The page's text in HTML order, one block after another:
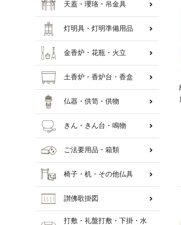
天蓋・瓔珞・吊金具
灯明具・灯明準備用品
金香炉・花瓶・火立
土香炉・香炉台・香盒
仏器・供笥・供物
きん・きん台・鳴物
ご法要用品・箱類
椅子・机・その他仏具
讃佛歌掛図
打敷・礼盤打敷・下掛・水